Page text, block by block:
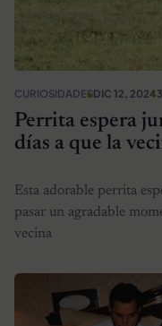
CURIOSIDADESDIC 12, 2024
Perrita espera
días a que la
Esta adorable perrita
pasar un agradable
vecina